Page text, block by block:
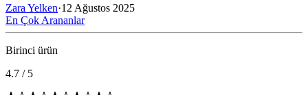
Zara Yelken·12 Ağustos 2025
En Çok Arananlar
Birinci ürün
4.7 / 5